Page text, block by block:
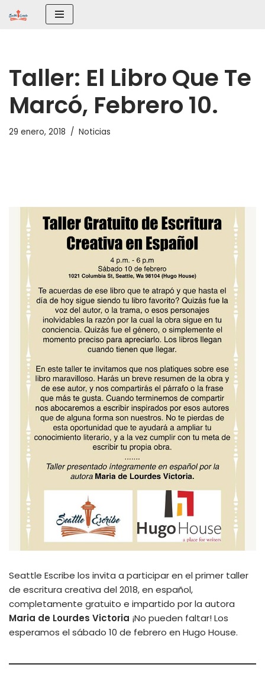
Taller: El Libro Que Te
Marcó, Febrero 10.
29 enero, 2018 Noticias
Seattle Escribe los invita a participar en el primer taller
de escritura creativa del 2018, en español,
completamente gratuito e impartido por la autora
Maria de Lourdes Victoria ¡No pueden faltar! Los
esperamos el sábado 10 de febrero en Hugo House.